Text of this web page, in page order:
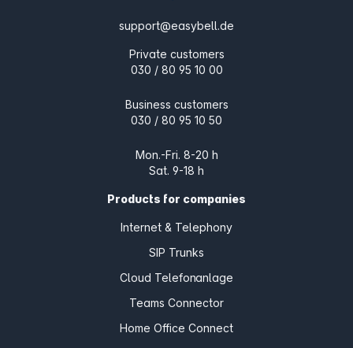
support@easybell.de
Private customers
030 / 80 95 10 00
Business customers
030 / 80 95 10 50
Mon.-Fri. 8-20 h
Sat. 9-18 h
Products for companies
Internet & Telephony
SIP Trunks
Cloud Telefonanlage
Teams Connector
Home Office Connect